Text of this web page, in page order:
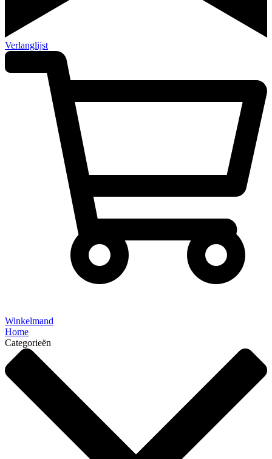
Verlanglijst
Winkelmand
Home
Categorieën